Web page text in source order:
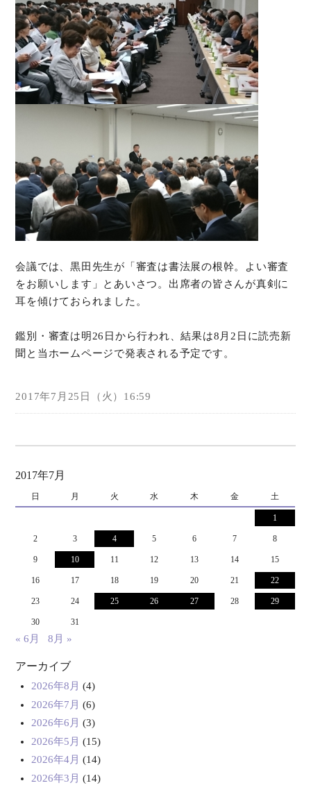
会議では、黒田先生が「審査は書法展の根幹。よい審査
をお願いします」とあいさつ。出席者の皆さんが真剣に
耳を傾けておられました。
鑑別・審査は明26日から行われ、結果は8月2日に読売新
聞と当ホームページで発表される予定です。
2017年7月25日（火）16:59
2017年7月
日 月 火 水 木 金 土
1
2 3 4 5 6 7 8
9 10 11 12 13 14 15
16 17 18 19 20 21 22
23 24 25 26 27 28 29
30 31
« 6月 8月 »
アーカイブ
2026年8月 (4)
2026年7月 (6)
2026年6月 (3)
2026年5月 (15)
2026年4月 (14)
2026年3月 (14)